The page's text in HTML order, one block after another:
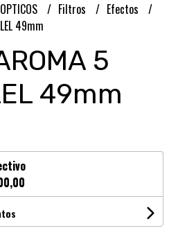
Filtros
Efectos
49mm
5
49mm